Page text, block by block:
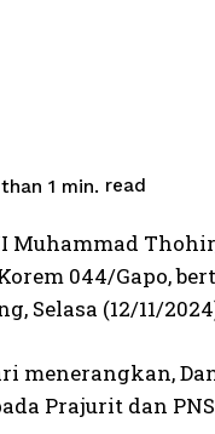
1 min. read
044/Gapo,
Selasa (12/11/
menerangkan,
Prajurit dan